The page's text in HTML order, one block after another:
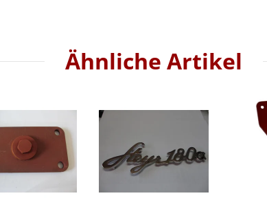
Ähnliche Artikel